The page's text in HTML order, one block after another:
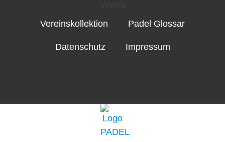
Vereinskollektion Padel Glossar
Datenschutz Impressum